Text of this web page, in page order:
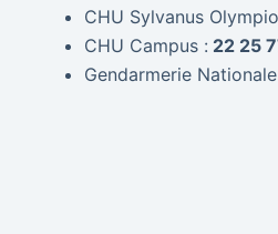
CHU Sylvanus
CHU Campus : 22 25
Gendarmerie